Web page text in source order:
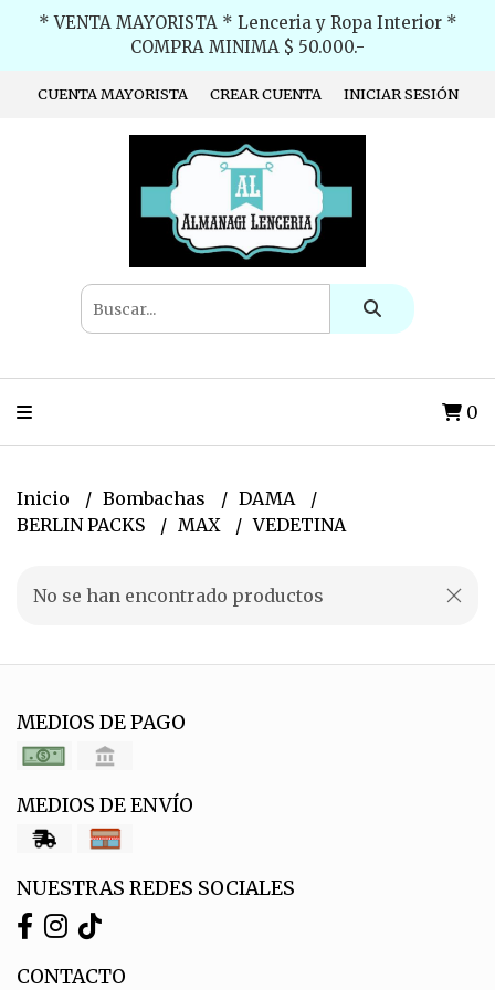
* VENTA MAYORISTA * Lenceria y Ropa Interior *
COMPRA MINIMA $ 50.000.-
CUENTA MAYORISTA CREAR CUENTA INICIAR SESIÓN
0
Inicio Bombachas
DAMA
BERLIN PACKS
MAX VEDETINA
No se han encontrado productos
MEDIOS DE PAGO
MEDIOS DE ENVÍO
NUESTRAS REDES SOCIALES
CONTACTO